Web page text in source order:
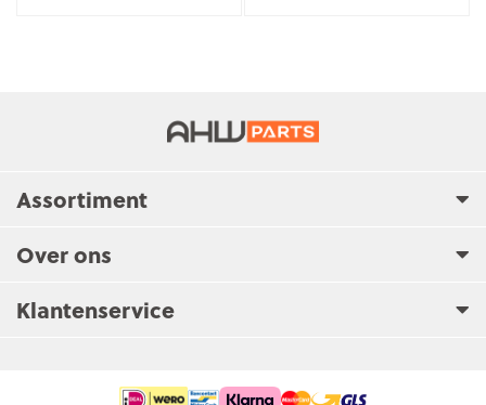
Assortiment
Over ons
Klantenservice